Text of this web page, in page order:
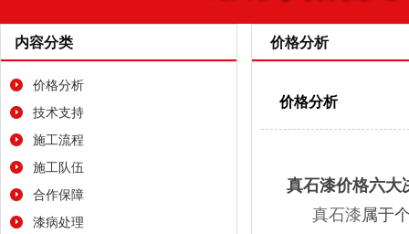
内容分类
价格分析
技术支持
施工流程
施工队伍
合作保障
漆病处理
价格分析
价格分析
真石漆价格六大
真石漆属于